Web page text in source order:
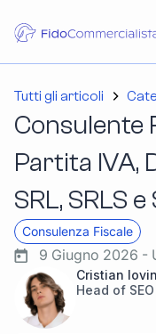
Tutti gli articoli
Consulente
Partita IVA,
SRL, SRLS
Consulenza Fiscale
9 Giugno 2026 -
Cristian
Head of